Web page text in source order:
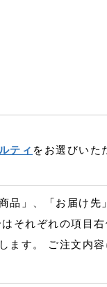
ティ をお選びいた
品」、「お届け先
それぞれの項目
ます。 ご注文内